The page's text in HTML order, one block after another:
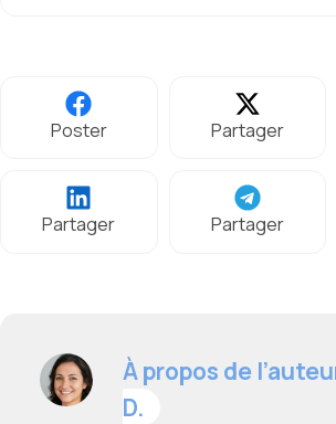
Poster Partager
Partager Partager
À propos de
D.